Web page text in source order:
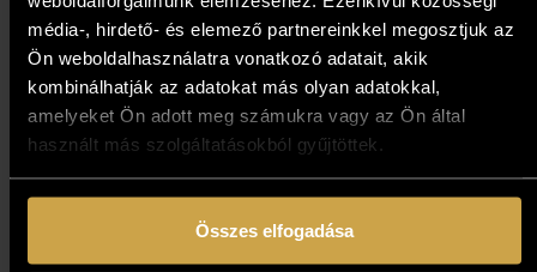
média-, hirdető- és elemező partnereinkkel megosztjuk az
Ön weboldalhasználatra vonatkozó adatait, akik
kombinálhatják az adatokat más olyan adatokkal,
amelyeket Ön adott meg számukra vagy az Ön által
használt más szolgáltatásokból gyűjtöttek.
Összes elfogadása
Bihon Győző - Horizont
(80x80 cm)
683 000Ft
Kosárba teszem